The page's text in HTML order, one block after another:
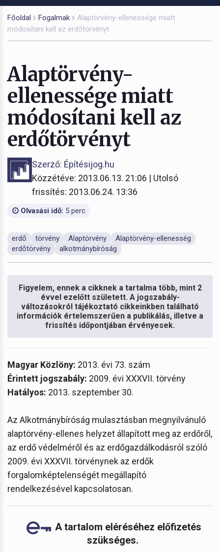
Főoldal Fogalmak
Alaptörvény-ellenessége miatt
módosítani kell az erdőtörvényt
Alaptörvény-
ellenessége miatt
módosítani kell az
erdőtörvényt
Szerző: Építésijog.hu
Közzétéve: 2013.06.13. 21:06 | Utolsó
frissítés: 2013.06.24. 13:36
Olvasási idő: 5 perc
erdő törvény Alaptörvény
Alaptörvény-ellenesség
erdőtörvény
alkotmánybíróság
Figyelem, ennek a cikknek a tartalma több, mint 2
évvel ezelőtt született. A jogszabály-
változásokról tájékoztató cikkeinkben található
információk értelemszerűen a publikálás, illetve a
frissítés időpontjában érvényesek.
Magyar Közlöny: 2013. évi 73. szám
Érintett jogszabály: 2009. évi XXXVII. törvény
Hatályos: 2013. szeptember 30.
Az Alkotmánybíróság mulasztásban megnyilvánuló
alaptörvény-ellenes helyzet állapított meg az erdőről,
az erdő védelméről és az erdőgazdálkodásról szóló
2009. évi XXXVII. törvénynek az erdők
forgalomképtelenségét megállapító
rendelkezésével kapcsolatosan.
A tartalom eléréséhez előfizetés
szükséges.